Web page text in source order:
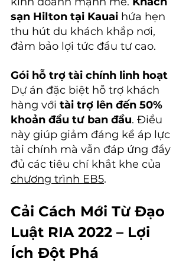
sạn Hilton tại Kauai hứa hẹn
thu hút du khách khắp nơi,
đảm bảo lợi tức đầu tư cao.
Gói hỗ trợ tài chính linh hoạt
Dự án đặc biệt hỗ trợ khách
hàng với tài trợ lên đến 50%
khoản đầu tư ban đầu. Điều
này giúp giảm đáng kể áp lực
tài chính mà vẫn đáp ứng đầy
đủ các tiêu chí khắt khe của
chương trình EB5.
Cải Cách Mới Từ Đạo
Luật RIA 2022 – Lợi
Ích Đột Phá